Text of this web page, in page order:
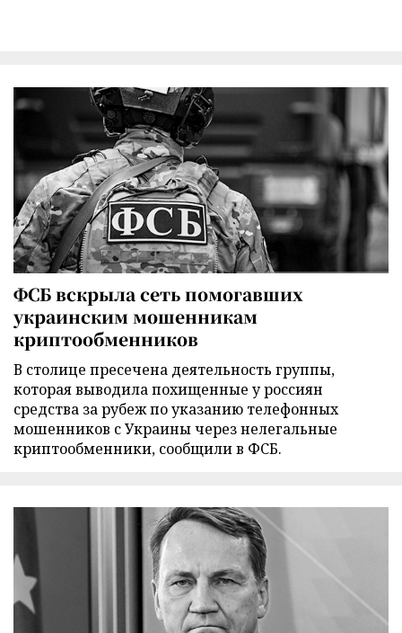
ФСБ вскрыла сеть помогавших
украинским мошенникам
криптообменников
В столице пресечена деятельность группы,
которая выводила похищенные у россиян
средства за рубеж по указанию телефонных
мошенников с Украины через нелегальные
криптообменники, сообщили в ФСБ.